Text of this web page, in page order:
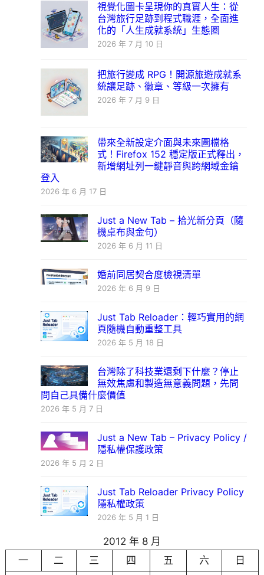
視覺化圖卡呈現你的真實人生：從
台灣旅行足跡到程式職涯，全面進
化的「人生成就系統」生態圈
2026 年 7 月 10 日
把旅行變成 RPG！開源旅遊成就系
統讓足跡、徽章、等級一次擁有
2026 年 7 月 9 日
帶來全新設定介面與未來圖檔格
式！Firefox 152 穩定版正式釋出，
新增網址列一鍵靜音與跨網域金鑰
登入
2026 年 6 月 17 日
Just a New Tab – 拾光新分頁（隨
機桌布與金句）
2026 年 6 月 11 日
婚前同居契合度檢視清單
2026 年 6 月 9 日
Just Tab Reloader：輕巧實用的網
頁隨機自動重整工具
2026 年 5 月 18 日
台灣除了科技業還剩下什麼？停止
無效焦慮和製造無意義問題，先問
問自己具備什麼價值
2026 年 5 月 7 日
Just a New Tab – Privacy Policy /
隱私權保護政策
2026 年 5 月 2 日
Just Tab Reloader Privacy Policy
隱私權政策
2026 年 5 月 1 日
2012 年 8 月
一
二 三 四 五 六
日